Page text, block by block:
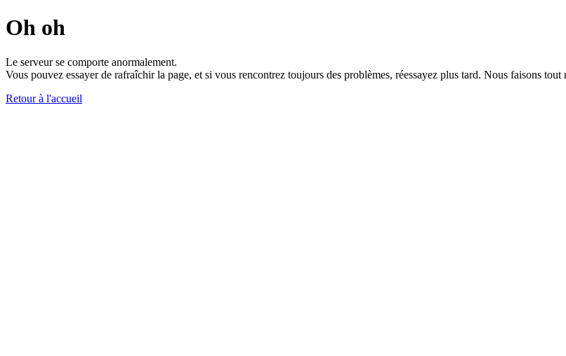
Oh oh
Le serveur se comporte anormalement.
Vous pouvez essayer de rafraîchir la page, et si vous rencontrez toujours des problèmes, réessayez plus tard. Nous faisons
Retour à l'accueil